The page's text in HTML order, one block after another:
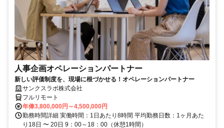
人事企画オペレーションパートナー
新しい評価制度を、現場に根づかせる！オペレーションパートナー
サンクスラボ株式会社
フルリモート
年俸3,800,000円～4,500,000円
勤務時間詳細 実働時間：1日あたり8時間 平均勤務日数：1ヶ月あた
り18日 〜 20日 9：00～18：00（休憩1時間）